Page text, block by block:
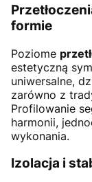
formie
Poziome
estetyczną
uniwersalne,
zarówno z
Profilowanie
harmonii,
wykonania.
Izolacja i